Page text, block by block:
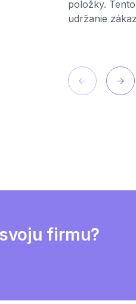
položky.
udržanie
firmu?